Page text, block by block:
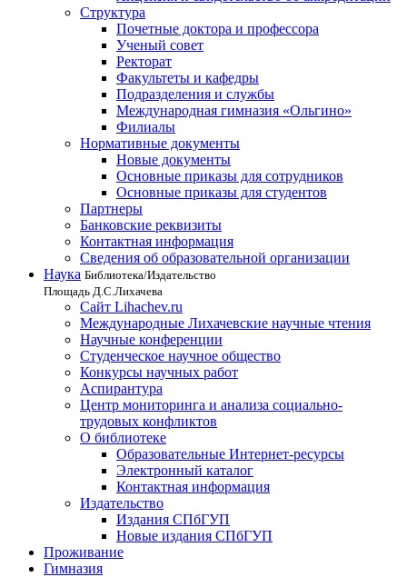
Структура
Почетные доктора и профессора
Ученый совет
Ректорат
Факультеты и кафедры
Подразделения и службы
Международная гимназия «Ольгино»
Филиалы
Нормативные документы
Новые документы
Основные приказы для сотрудников
Основные приказы для студентов
Партнеры
Банковские реквизиты
Контактная информация
Сведения об образовательной организации
Наука Библиотека/Издательство
Площадь Д.С.Лихачева
Сайт Lihachev.ru
Международные Лихачевские научные чтения
Научные конференции
Студенческое научное общество
Конкурсы научных работ
Аспирантура
Центр мониторинга и анализа социально-
трудовых конфликтов
О библиотеке
Образовательные Интернет-ресурсы
Электронный каталог
Контактная информация
Издательство
Издания СПбГУП
Новые издания СПбГУП
Проживание
Гимназия